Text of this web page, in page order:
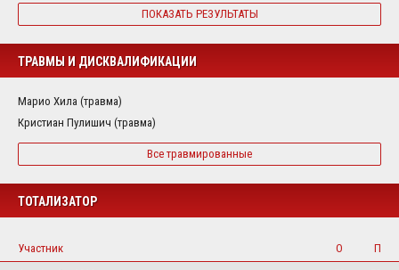
ПОКАЗАТЬ РЕЗУЛЬТАТЫ
ТРАВМЫ И ДИСКВАЛИФИКАЦИИ
Марио Хила (травма)
Кристиан Пулишич (травма)
Все травмированные
ТОТАЛИЗАТОР
Участник О
П